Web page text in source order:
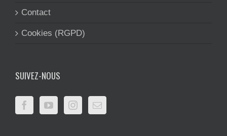
Contact
Cookies (RGPD)
SUIVEZ-NOUS